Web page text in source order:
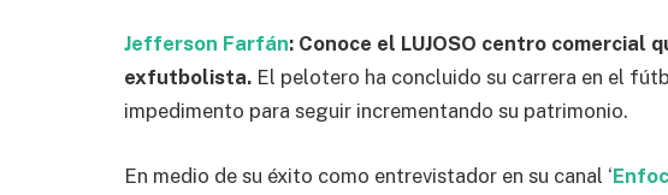
Jefferson Farfán: Conoce el LUJOSO centro comercial
exfutbolista. El pelotero ha concluido su carrera en el
impedimento para seguir incrementando su patrimonio.
En medio de su éxito como entrevistador en su canal ‘